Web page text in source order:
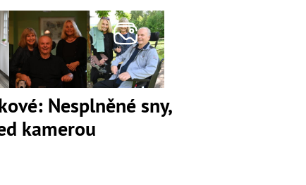
Nesplněné sny,
kamerou